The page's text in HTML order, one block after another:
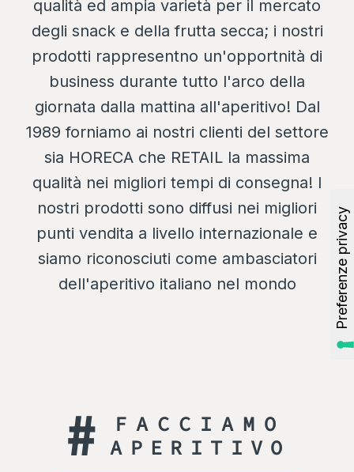
qualità ed ampia varietà per il mercato
degli snack e della frutta secca; i nostri
prodotti rappresentno un'opportnità di
business durante tutto l'arco della
giornata dalla mattina all'aperitivo! Dal
1989 forniamo ai nostri clienti del settore
sia HORECA che RETAIL la massima
qualità nei migliori tempi di consegna! I
nostri prodotti sono diffusi nei migliori
punti vendita a livello internazionale e
siamo riconosciuti come ambasciatori
dell'aperitivo italiano nel mondo
#
FACCIAMO
APERITIVO